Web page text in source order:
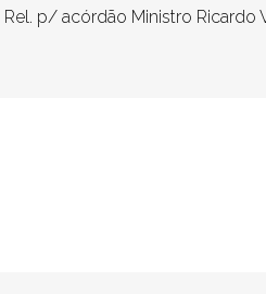
p/ acórdão Ministro Ricardo